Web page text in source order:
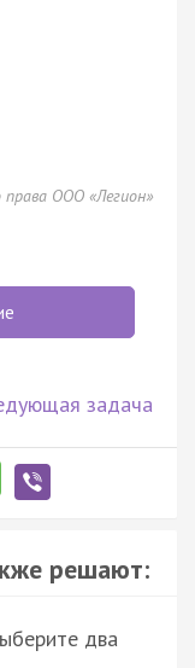
ООО «Легион»
задача
решают:
два